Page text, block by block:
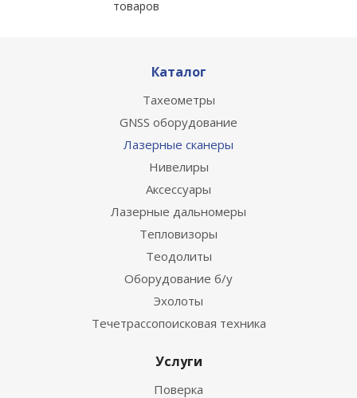
товаров
Каталог
Тахеометры
GNSS оборудование
Лазерные сканеры
Нивелиры
Аксессуары
Лазерные дальномеры
Тепловизоры
Теодолиты
Оборудование б/у
Эхолоты
Течетрассопоисковая техника
Услуги
Поверка